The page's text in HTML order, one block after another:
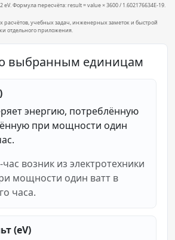
eV. Формула пересчёта: result = value × 3600 / 1.602176634E-19.
расчётов, учебных задач, инженерных заметок и быстрой
отдельного приложения.
выбранным единицам
энергию, потреблённую
при мощности один
возник из электротехники
мощности один ватт в
часа.
(eV)